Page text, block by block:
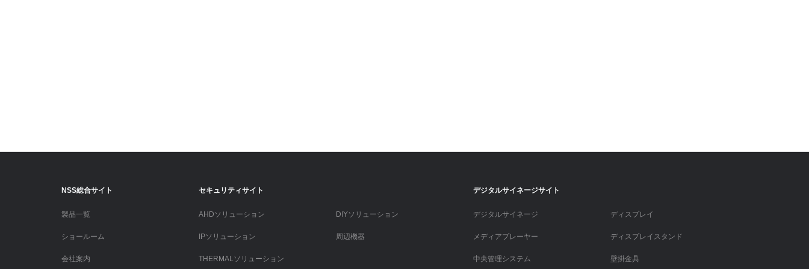
NSS総合サイト
製品一覧
ショールーム
会社案内
セキュリティサイト
AHDソリューション
IPソリューション
THERMALソリューション
DIYソリューション
周辺機器
デジタルサイネージサイト
デジタルサイネージ
メディアプレーヤー
中央管理システム
ディスプレイ
ディスプレイスタンド
壁掛金具